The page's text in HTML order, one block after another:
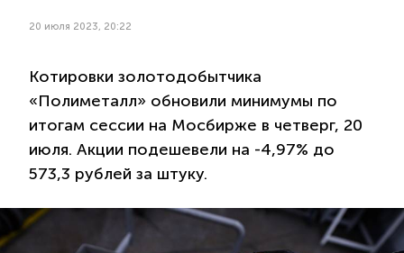
20 июля 2023, 20:22
Котировки золотодобытчика
«Полиметалл» обновили минимумы по
итогам сессии на Мосбирже в четверг, 20
июля. Акции подешевели на -4,97% до
573,3 рублей за штуку.